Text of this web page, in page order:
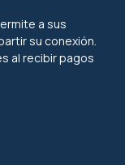
a sus
su conexión.
al recibir pagos